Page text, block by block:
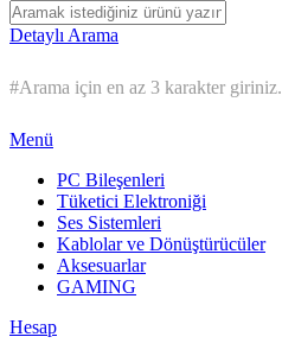
Detaylı Arama
#Arama için en az 3 karakter giriniz.
Menü
PC Bileşenleri
Tüketici Elektroniği
Ses Sistemleri
Kablolar ve Dönüştürücüler
Aksesuarlar
GAMING
Hesap